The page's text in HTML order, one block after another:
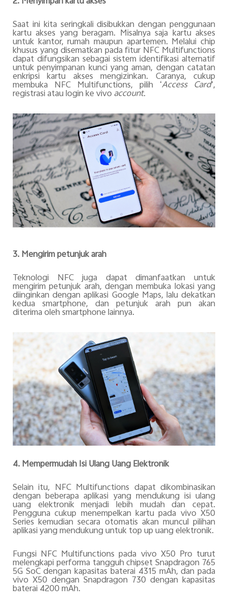
Saat ini kita seringkali disibukkan dengan penggunaan
kartu akses yang beragam. Misalnya saja kartu akses
untuk kantor, rumah maupun apartemen. Melalui chip
khusus yang disematkan pada fitur NFC Multifunctions
dapat difungsikan sebagai sistem identifikasi alternatif
untuk penyimpanan kunci yang aman, dengan catatan
enkripsi kartu akses mengizinkan. Caranya, cukup
membuka NFC Multifunctions, pilih ‘Access Card’,
registrasi atau login ke vivo account.
3. Mengirim petunjuk arah
Teknologi NFC juga dapat dimanfaatkan untuk
mengirim petunjuk arah, dengan membuka lokasi yang
diinginkan dengan aplikasi Google Maps, lalu dekatkan
kedua smartphone, dan petunjuk arah pun akan
diterima oleh smartphone lainnya.
4. Mempermudah Isi Ulang Uang Elektronik
Selain itu, NFC Multifunctions dapat dikombinasikan
dengan beberapa aplikasi yang mendukung isi ulang
uang elektronik menjadi lebih mudah dan cepat.
Pengguna cukup menempelkan kartu pada vivo X50
Series kemudian secara otomatis akan muncul pilihan
aplikasi yang mendukung untuk top up uang elektronik.
Fungsi NFC Multifunctions pada vivo X50 Pro turut
melengkapi performa tangguh chipset Snapdragon 765
5G SoC dengan kapasitas baterai 4315 mAh, dan pada
vivo X50 dengan Snapdragon 730 dengan kapasitas
baterai 4200 mAh.